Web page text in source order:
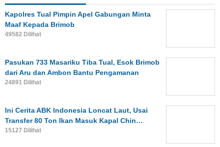
Kapolres Tual Pimpin Apel Gabungan Minta
Maaf Kepada Brimob
49582 Dilihat
Pasukan 733 Masariku Tiba Tual, Esok Brimob
dari Aru dan Ambon Bantu Pengamanan
24891 Dilihat
Ini Cerita ABK Indonesia Loncat Laut, Usai
Transfer 80 Ton Ikan Masuk Kapal Chin…
15127 Dilihat